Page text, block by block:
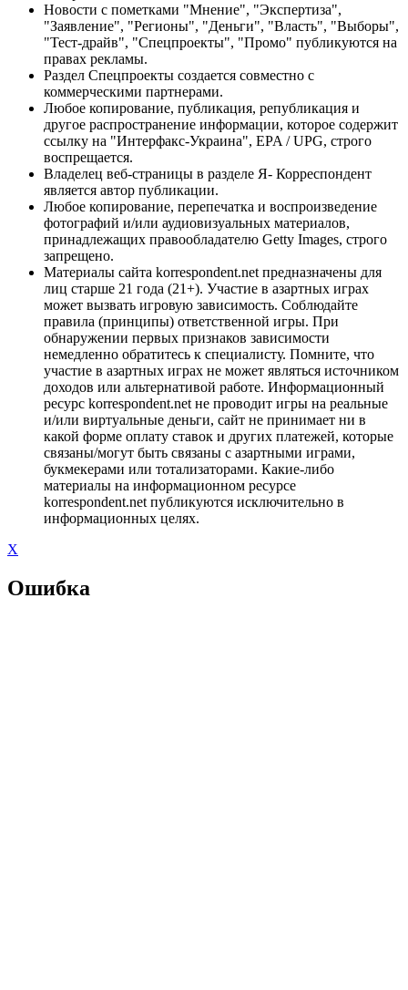
Новости с пометками "Мнение", "Экспертиза",
"Заявление", "Регионы", "Деньги", "Власть", "Выборы",
"Тест-драйв", "Спецпроекты", "Промо" публикуются на
правах рекламы.
Раздел Спецпроекты создается совместно с
коммерческими партнерами.
Любое копирование, публикация, републикация и
другое распространение информации, которое содержит
ссылку на "Интерфакс-Украина", EPA / UPG, строго
воспрещается.
Владелец веб-страницы в разделе Я- Корреспондент
является автор публикации.
Любое копирование, перепечатка и воспроизведение
фотографий и/или аудиовизуальных материалов,
принадлежащих правообладателю Getty Images, строго
запрещено.
Материалы сайта korrespondent.net предназначены для
лиц старше 21 года (21+). Участие в азартных играх
может вызвать игровую зависимость. Соблюдайте
правила (принципы) ответственной игры. При
обнаружении первых признаков зависимости
немедленно обратитесь к специалисту. Помните, что
участие в азартных играх не может являться источником
доходов или альтернативой работе. Информационный
ресурс korrespondent.net не проводит игры на реальные
и/или виртуальные деньги, сайт не принимает ни в
какой форме оплату ставок и других платежей, которые
связаны/могут быть связаны с азартными играми,
букмекерами или тотализаторами. Какие-либо
материалы на информационном ресурсе
korrespondent.net публикуются исключительно в
информационных целях.
X
Ошибка